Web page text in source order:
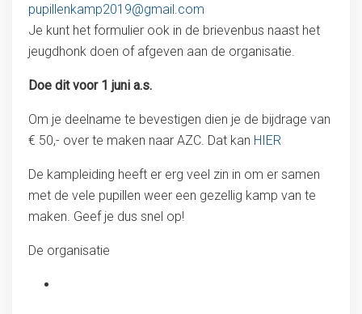
pupillenkamp2019@gmail.com
Je kunt het formulier ook in de brievenbus naast het
jeugdhonk doen of afgeven aan de organisatie.
Doe dit voor 1 juni a.s.
Om je deelname te bevestigen dien je de bijdrage van
€ 50,- over te maken naar AZC. Dat kan HIER
De kampleiding heeft er erg veel zin in om er samen
met de vele pupillen weer een gezellig kamp van te
maken. Geef je dus snel op!
De organisatie